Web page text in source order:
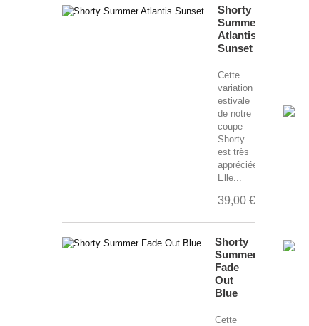
Shorty
Summer
Atlantis
Sunset
Cette
variation
estivale
de notre
coupe
Shorty
est très
appréciée.
Elle...
39,00 €
Shorty
Summer
Fade
Out
Blue
Cette